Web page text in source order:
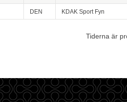
DEN KDAK Sport Fyn
Tiderna är